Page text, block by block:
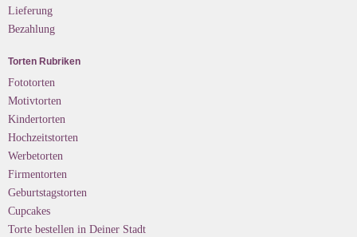
Lieferung
Bezahlung
Torten Rubriken
Fototorten
Motivtorten
Kindertorten
Hochzeitstorten
Werbetorten
Firmentorten
Geburtstagstorten
Cupcakes
Torte bestellen in Deiner Stadt